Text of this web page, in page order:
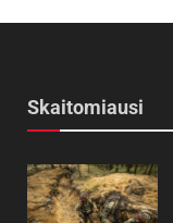
Skaitomiausi